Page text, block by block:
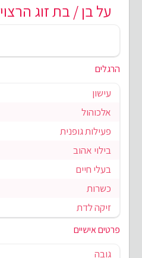
על בן / בת זוג הרצוי
הרגלים
עישון
אלכוהול
פעילות גופנית
בילוי אהוב
בעלי חיים
כשרות
זיקה לדת
פרטים אישיים
גובה